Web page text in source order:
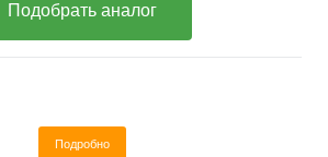
Подобрать аналог
Подробно